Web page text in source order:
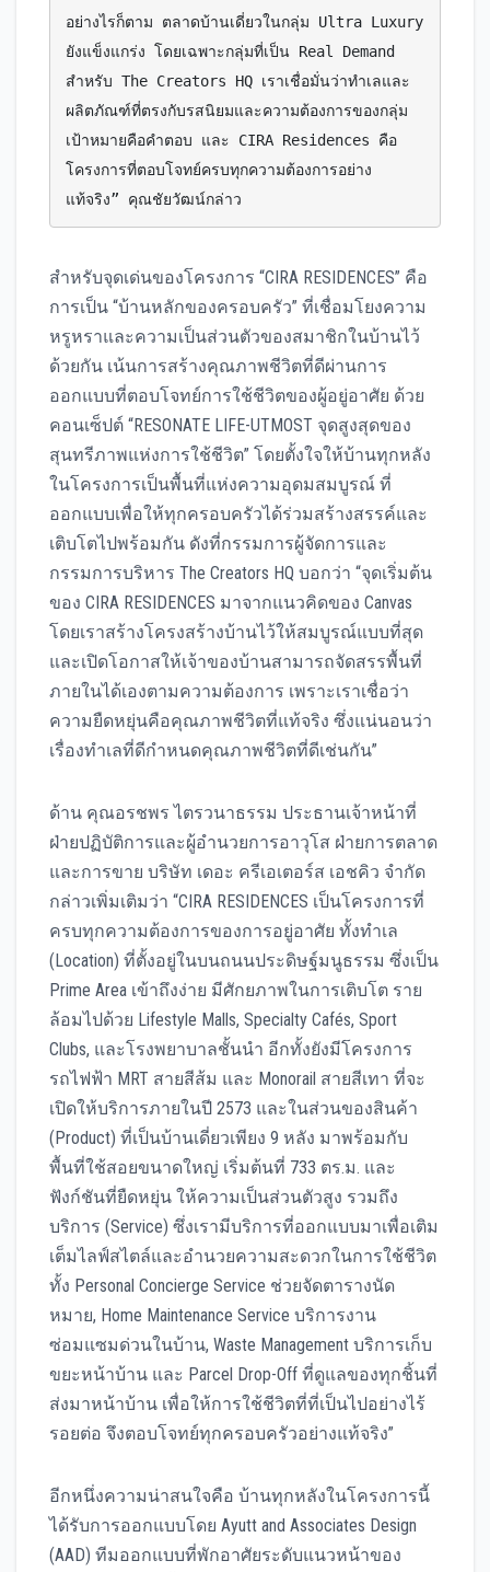
อย่างไรก็ตาม ตลาดบ้านเดี่ยวในกลุ่ม Ultra Luxury
ยังแข็งแกร่ง โดยเฉพาะกลุ่มที่เป็น Real Demand
สำหรับ The Creators HQ เราเชื่อมั่นว่าทำเลและ
ผลิตภัณฑ์ที่ตรงกับรสนิยมและความต้องการของกลุ่ม
เป้าหมายคือคำตอบ และ CIRA Residences คือ
โครงการที่ตอบโจทย์ครบทุกความต้องการอย่าง
แท้จริง” คุณชัยวัฒน์กล่าว
สำหรับจุดเด่นของโครงการ “CIRA RESIDENCES” คือ
การเป็น “บ้านหลักของครอบครัว” ที่เชื่อมโยงความ
หรูหราและความเป็นส่วนตัวของสมาชิกในบ้านไว้
ด้วยกัน เน้นการสร้างคุณภาพชีวิตที่ดีผ่านการ
ออกแบบที่ตอบโจทย์การใช้ชีวิตของผู้อยู่อาศัย ด้วย
คอนเซ็ปต์ “RESONATE LIFE-UTMOST จุดสูงสุดของ
สุนทรีภาพแห่งการใช้ชีวิต” โดยตั้งใจให้บ้านทุกหลัง
ในโครงการเป็นพื้นที่แห่งความอุดมสมบูรณ์ ที่
ออกแบบเพื่อให้ทุกครอบครัวได้ร่วมสร้างสรรค์และ
เติบโตไปพร้อมกัน ดังที่กรรมการผู้จัดการและ
กรรมการบริหาร The Creators HQ บอกว่า “จุดเริ่มต้น
ของ CIRA RESIDENCES มาจากแนวคิดของ Canvas
โดยเราสร้างโครงสร้างบ้านไว้ให้สมบูรณ์แบบที่สุด
และเปิดโอกาสให้เจ้าของบ้านสามารถจัดสรรพื้นที่
ภายในได้เองตามความต้องการ เพราะเราเชื่อว่า
ความยืดหยุ่นคือคุณภาพชีวิตที่แท้จริง ซึ่งแน่นอนว่า
เรื่องทำเลที่ดีกำหนดคุณภาพชีวิตที่ดีเช่นกัน”
ด้าน คุณอรชพร ไตรวนาธรรม ประธานเจ้าหน้าที่
ฝ่ายปฏิบัติการและผู้อำนวยการอาวุโส ฝ่ายการตลาด
และการขาย บริษัท เดอะ ครีเอเตอร์ส เอชคิว จำกัด
กล่าวเพิ่มเติมว่า “CIRA RESIDENCES เป็นโครงการที่
ครบทุกความต้องการของการอยู่อาศัย ทั้งทำเล
(Location) ที่ตั้งอยู่ในบนถนนประดิษฐ์มนูธรรม ซึ่งเป็น
Prime Area เข้าถึงง่าย มีศักยภาพในการเติบโต ราย
ล้อมไปด้วย Lifestyle Malls, Specialty Cafés, Sport
Clubs, และโรงพยาบาลชั้นนำ อีกทั้งยังมีโครงการ
รถไฟฟ้า MRT สายสีส้ม และ Monorail สายสีเทา ที่จะ
เปิดให้บริการภายในปี 2573 และในส่วนของสินค้า
(Product) ที่เป็นบ้านเดี่ยวเพียง 9 หลัง มาพร้อมกับ
พื้นที่ใช้สอยขนาดใหญ่ เริ่มต้นที่ 733 ตร.ม. และ
ฟังก์ชันที่ยืดหยุ่น ให้ความเป็นส่วนตัวสูง รวมถึง
บริการ (Service) ซึ่งเรามีบริการที่ออกแบบมาเพื่อเติม
เต็มไลฟ์สไตล์และอำนวยความสะดวกในการใช้ชีวิต
ทั้ง Personal Concierge Service ช่วยจัดตารางนัด
หมาย, Home Maintenance Service บริการงาน
ซ่อมแซมด่วนในบ้าน, Waste Management บริการเก็บ
ขยะหน้าบ้าน และ Parcel Drop-Off ที่ดูแลของทุกชิ้นที่
ส่งมาหน้าบ้าน เพื่อให้การใช้ชีวิตที่ที่เป็นไปอย่างไร้
รอยต่อ จึงตอบโจทย์ทุกครอบครัวอย่างแท้จริง”
อีกหนึ่งความน่าสนใจคือ บ้านทุกหลังในโครงการนี้
ได้รับการออกแบบโดย Ayutt and Associates Design
(AAD) ทีมออกแบบที่พักอาศัยระดับแนวหน้าของ